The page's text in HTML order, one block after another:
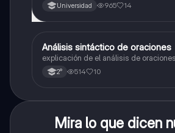
Universidad 965 14
Lengua
Análisis sintáctico de oraciones
explicación de el análisis de oraciones
2° 514 10
Mira lo que dicen